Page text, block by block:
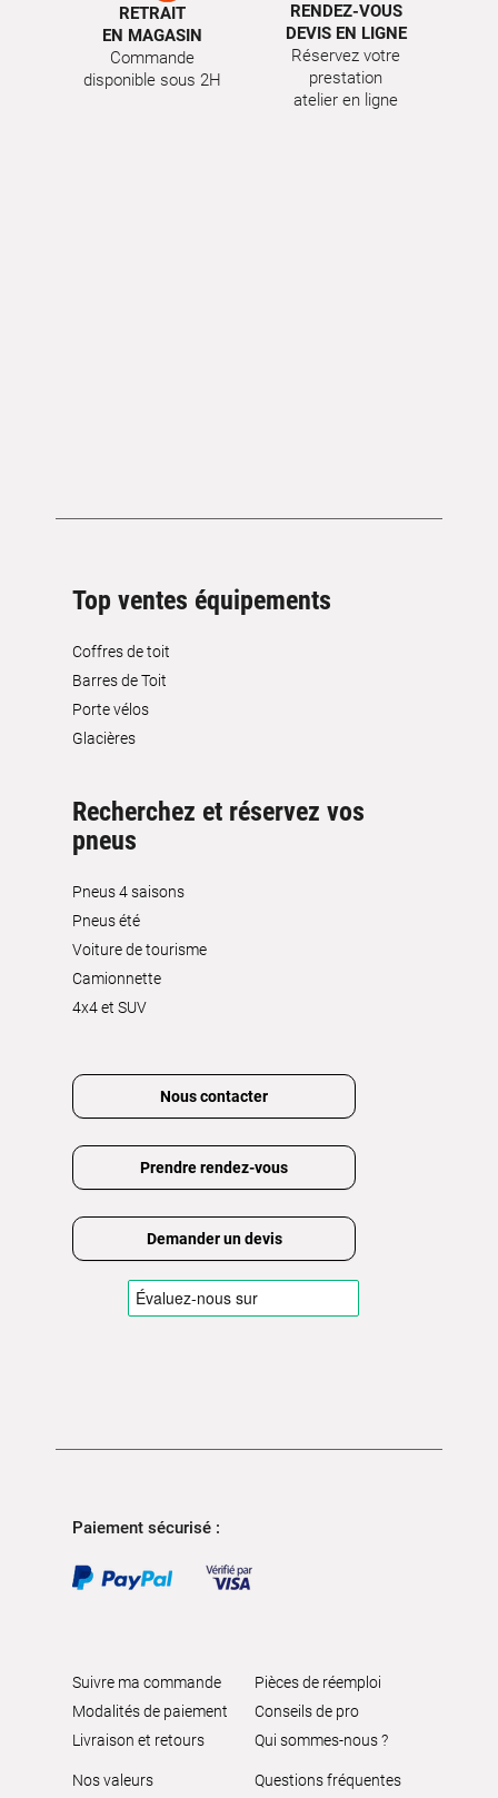
RETRAIT
EN MAGASIN
Commande
disponible sous 2H
RENDEZ-VOUS
DEVIS EN LIGNE
Réservez votre
prestation
atelier en ligne
Top ventes équipements
Coffres de toit
Barres de Toit
Porte vélos
Glacières
Recherchez et réservez vos
pneus
Pneus 4 saisons
Pneus été
Voiture de tourisme
Camionnette
4x4 et SUV
Nous contacter
Prendre rendez-vous
Demander un devis
Paiement sécurisé :
Suivre ma commande
Modalités de paiement
Livraison et retours
Pièces de réemploi
Conseils de pro
Qui sommes-nous ?
Nos valeurs
Questions fréquentes